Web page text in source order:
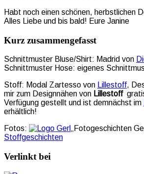
Habt noch einen schönen, herbstlichen
Alles Liebe und bis bald! Eure Janine
Kurz zusammengefasst
Schnittmuster Bluse/Shirt: Madrid von
Schnittmuster Hose: eigenes
Stoff: Modal Zartesso von Lillestoff,
mir zum Designnähen von Lillestoff
Verfügung gestellt und ist demnächst im
erhältlich!
Fotos:
„Fotogeschichten
Stoffgeschichten
Verlinkt bei